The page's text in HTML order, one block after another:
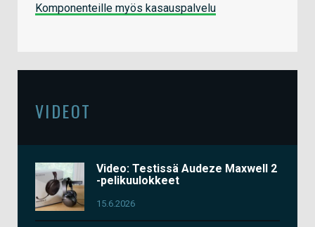
Komponenteille myös kasauspalvelu
VIDEOT
Video: Testissä Audeze Maxwell 2
-pelikuulokkeet
15.6.2026